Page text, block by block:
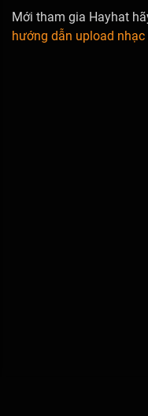
Mới tham gia Hayhat
hướng dẫn upload nhạc